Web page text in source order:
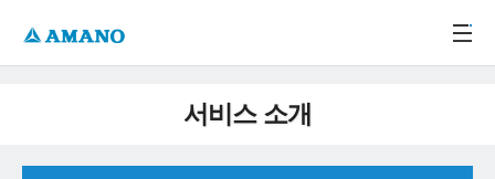
서비스 소개